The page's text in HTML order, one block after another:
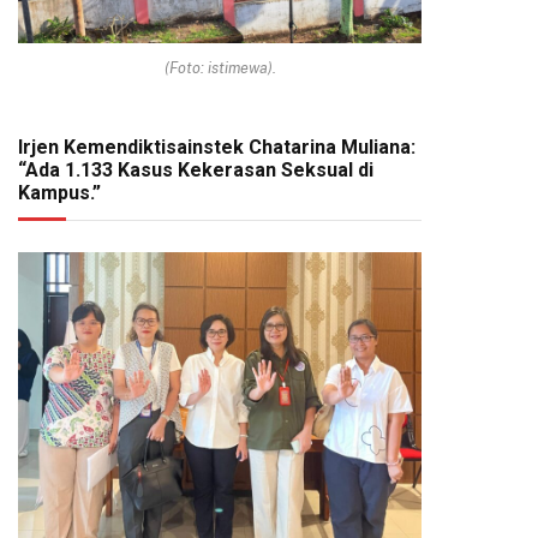
(Foto: istimewa).
Irjen Kemendiktisainstek Chatarina Muliana:
“Ada 1.133 Kasus Kekerasan Seksual di
Kampus.”